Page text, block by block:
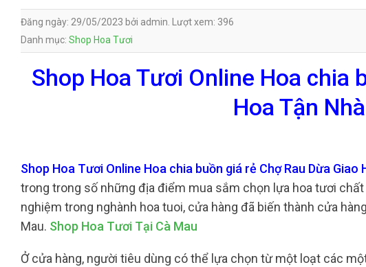
Đăng ngày: 29/05/2023 bởi admin. Lượt xem: 396
Danh mục: Shop Hoa Tươi
Shop Hoa Tươi Online Hoa chia
Hoa Tận
Shop Hoa Tươi Online Hoa chia buồn giá rẻ Chợ Rau Dừa Giao
trong trong số những địa điểm mua sắm chọn lựa hoa tươi
nghiệm trong nghành hoa tuoi, cửa hàng đã biến thành cửa
Mau. Shop Hoa Tươi Tại Cà Mau
Ở cửa hàng, người tiêu dùng có thể lựa chọn từ một loạt các